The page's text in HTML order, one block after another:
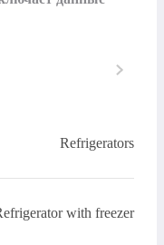
Refrigerators
with freezer